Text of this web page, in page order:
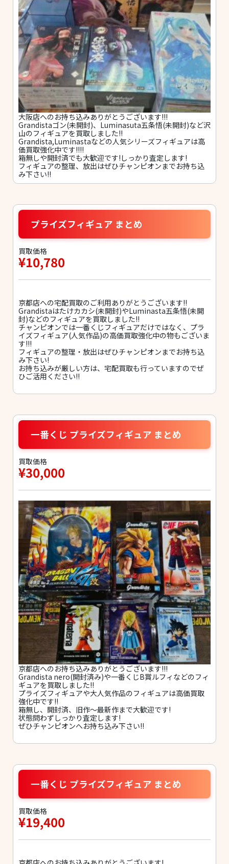
大阪店へのお持ち込みありがとうございます!!!
Grandistaゴン(未開封)、Luminasuta五条悟(未開封)など沢
山のフィギュアを買取しました!!
Grandista,Luminastaなどの人気シリーズフィギュアは高
価買取強化中です!!!!
箱無しや開封済でも大歓迎です!しっかり査定します!
フィギュアの整理、放出はぜひチャンピオンまでお持ち込
み下さい!!
プライズフィギュア まとめ
買取価格
¥10,780
京都店への宅配買取のご利用ありがとうございます!!
Grandistaはたけカカシ(未開封)やLuminasta五条悟(未開
封)などのフィギュアを買取しました!!
チャンピオンでは一番くじフィギュアだけではなく、プラ
イズフィギュア(人気作品)の高価買取強化中の物もございま
す!!!
フィギュアの整理・放出はぜひチャンピオンまでお持ち込
み下さい!
お持ち込みが厳しい方は、宅配買取も行っていますのでぜ
ひご活用ください!!
一番くじ プライズフィギュア まとめ
買取価格
¥30,000
京都店へのお持ち込みありがとうございます!!!
Grandista nero(開封済み)や一番くじB賞ルフィなどのフィ
ギュアを買取しました!!
プライズフィギュアや大人気作品のフィギュアは高価買取
強化中です!!
箱無し、開封済、旧作〜最新作まで大歓迎です!
状態問わずしっかり査定します!
ぜひチャンピオンへお持ち込み下さい!!
一番くじ プライズフィギュア まとめ
買取価格
¥19,400